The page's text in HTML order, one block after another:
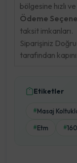
bölgesine hızlı
Ödeme
taksit imkanları.
Siparişiniz
tarafından
Etiketler
#Masaj
#Etm #